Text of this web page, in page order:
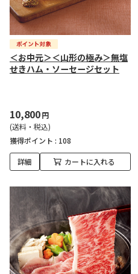
＜お中元＞＜山形の極み＞無塩
せきハム・ソーセージセット
10,800円
(送料・税込)
獲得ポイント : 108
詳細 カートに入れる